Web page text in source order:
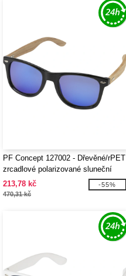
PF Concept 127002 - Dřevěné/rPET
zrcadlové polarizované sluneční
brýle v dárkové krabičce Hiru
213,78 kč
470,31 kč
-55%